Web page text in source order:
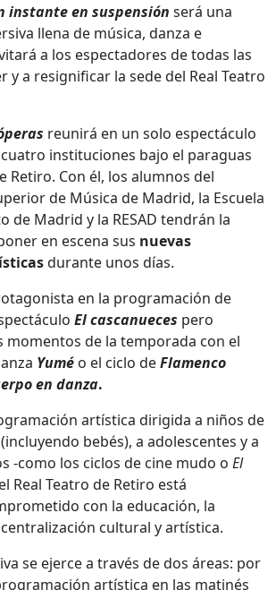
instante en suspensión será una
llena de música, danza e
a los espectadores de todas las
y a resignificar la sede del Real Teatro
reunirá en un solo espectáculo
instituciones bajo el paraguas
Retiro. Con él, los alumnos del
de Música de Madrid, la Escuela
de Madrid y la RESAD tendrán la
en escena sus nuevas
durante unos días.
en la programación de
El cascanueces pero
de la temporada con el
Yumé o el ciclo deFlamenco
en danza.
artística dirigida a niños de
bebés), a adolescentes y a
-como los ciclos de cine mudo o El
Real Teatro de Retiro está
con la educación, la
cultural y artística.
se ejerce a través de dos áreas: por
artística en las matinés